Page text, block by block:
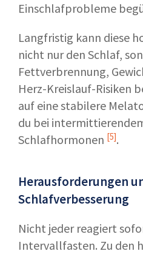
Einschlafprobleme
Langfristig kann diese
nicht nur den Schlaf,
Fettverbrennung,
Herz-Kreislauf-Risiken
auf eine stabilere
du bei
Schlafhormonen [5].
Herausforderungen
Schlafverbesserung
Nicht jeder reagiert
Intervallfasten. Zu den